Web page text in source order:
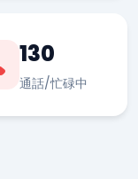
130
通話/忙碌中